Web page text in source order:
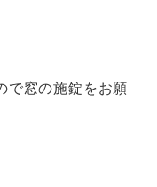
で窓の施錠をお願